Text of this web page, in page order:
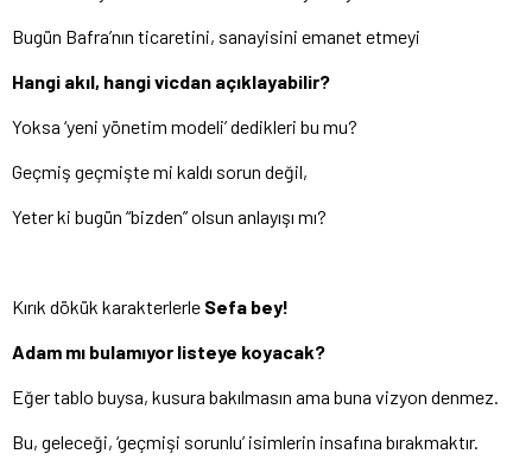
Bugün Bafra’nın ticaretini, sanayisini emanet etmeyi
Hangi akıl, hangi vicdan açıklayabilir?
Yoksa ‘yeni yönetim modeli’ dedikleri bu mu?
Geçmiş geçmişte mi kaldı sorun değil,
Yeter ki bugün “bizden” olsun anlayışı mı?
Kırık dökük karakterlerle Sefa bey!
Adam mı bulamıyor listeye koyacak?
Eğer tablo buysa, kusura bakılmasın ama buna vizyon denmez.
Bu, geleceği, ‘geçmişi sorunlu’ isimlerin insafına bırakmaktır.